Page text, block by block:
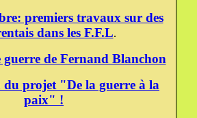
premiers travaux sur des
dans les F.F.L.
guerre de Fernand Blanchon
projet "De la guerre à la
paix" !